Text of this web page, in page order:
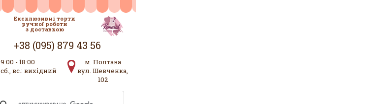
Ексклюзивні торти
ручної роботи
з доставкою
+38 (095) 879 43 56
9:00 - 18:00
сб., вс.: вихідний
м. Полтава
вул. Шевченка,
102